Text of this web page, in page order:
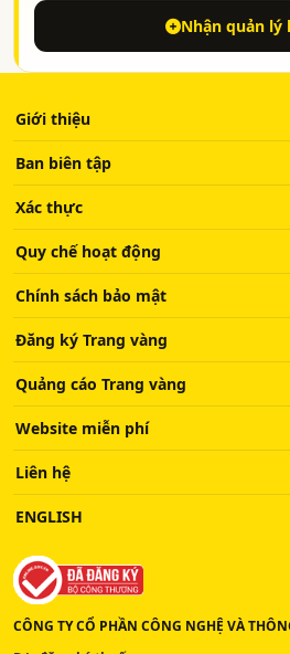
Nhận quản lý
Giới thiệu
Ban biên tập
Xác thực
Quy chế hoạt động
Chính sách bảo mật
Đăng ký Trang vàng
Quảng cáo Trang vàng
Website miễn phí
Liên hệ
ENGLISH
CÔNG TY CỔ PHẦN CÔNG NGHỆ VÀ